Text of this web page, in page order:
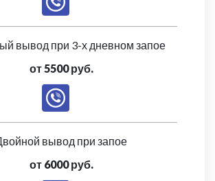
вывод при 3-х дневном запое
от 5500 руб.
вывод при запое
от 6000 руб.